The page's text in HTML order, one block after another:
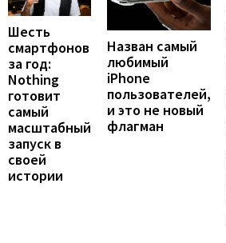
Шесть
смартфонов
за год:
Nothing
готовит
самый
масштабный
запуск в
своей
истории
Назван самый
любимый
iPhone
пользователей,
и это не новый
флагман